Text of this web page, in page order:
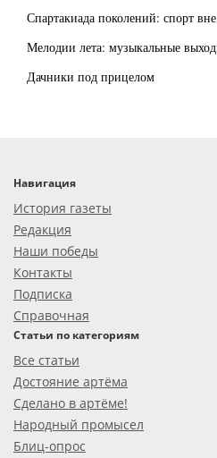
Спартакиада поколений: спорт вне
Мелодии лета: музыкальные
Дачники под прицелом
Навигация
История газеты
Редакция
Наши победы
Контакты
Подписка
Справочная
Статьи по категориям
Все статьи
Достояние артёма
Сделано в артёме!
Народный промысел
Блиц-опрос